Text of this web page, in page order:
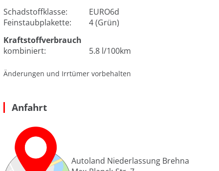
Schadstoffklasse:
EURO6d
Feinstaubplakette:
4 (Grün)
Kraftstoffverbrauch
kombiniert:
5.8 l/100km
Änderungen und Irrtümer vorbehalten
Anfahrt
Autoland Niederlassung Brehna